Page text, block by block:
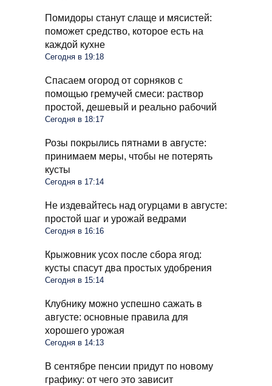
Помидоры станут слаще и мясистей:
поможет средство, которое есть на
каждой кухне
Сегодня в 19:18
Спасаем огород от сорняков с
помощью гремучей смеси: раствор
простой, дешевый и реально рабочий
Сегодня в 18:17
Розы покрылись пятнами в августе:
принимаем меры, чтобы не потерять
кусты
Сегодня в 17:14
Не издевайтесь над огурцами в августе:
простой шаг и урожай ведрами
Сегодня в 16:16
Крыжовник усох после сбора ягод:
кусты спасут два простых удобрения
Сегодня в 15:14
Клубнику можно успешно сажать в
августе: основные правила для
хорошего урожая
Сегодня в 14:13
В сентябре пенсии придут по новому
графику: от чего это зависит